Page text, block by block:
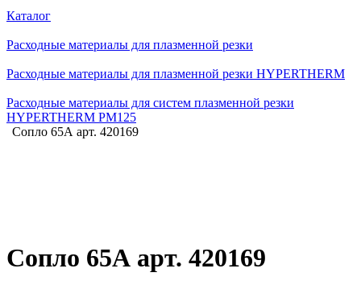
Каталог
Расходные материалы для плазменной резки
Расходные материалы для плазменной резки HYPERTHERM
Расходные материалы для систем плазменной резки
HYPERTHERM PM125
Сопло 65А арт. 420169
Сопло 65А арт. 420169